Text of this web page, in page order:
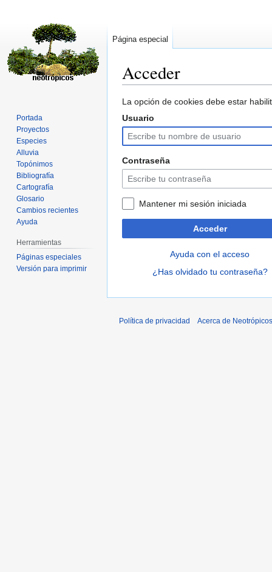
Acceder
Ir
a
la
navegación
Ir
a
la
búsqueda
La opción de cookies debe estar
Usuario
Contraseña
Mantener mi sesión iniciada
Acceder
Ayuda con el acceso
¿Has olvidado tu contraseña?
Página especial
Portada
Proyectos
Especies
Alluvia
Topónimos
Bibliografía
Cartografía
Glosario
Cambios recientes
Ayuda
Herramientas
Páginas especiales
Versión para imprimir
Política de privacidad Acerca de Neotrópicos